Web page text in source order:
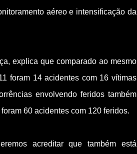
aéreo e intensificação da
explica que comparado ao mesmo
foram 14 acidentes com 16 vítimas
envolvendo feridos também
60 acidentes com 120 feridos.
acreditar que também está